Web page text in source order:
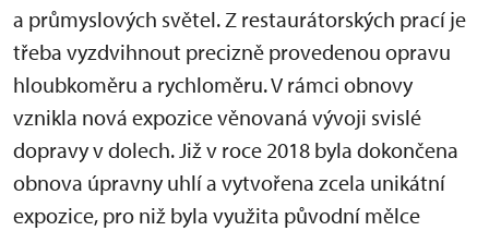
a průmyslových světel. Z restaurátorských prací je
třeba vyzdvihnout precizně provedenou opravu
hloubkoměru a rychloměru. V rámci obnovy
vznikla nová expozice věnovaná vývoji svislé
dopravy v dolech. Již v roce 2018 byla dokončena
obnova úpravny uhlí a vytvořena zcela unikátní
expozice, pro niž byla využita původní mělce